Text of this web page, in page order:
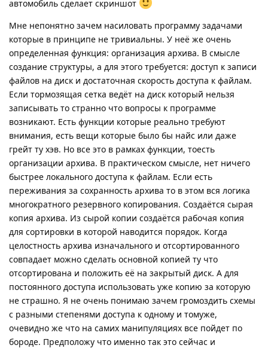
автомобиль сделает скриншот
Мне непонятно зачем насиловать программу задачами
которые в принципе не тривиальны. У неё же очень
определенная функция: организация архива. В смысле
создание структуры, а для этого требуется: доступ к записи
файлов на диск и достаточная скорость доступа к файлам.
Если тормозящая сетка ведёт на диск который нельзя
записывать то странно что вопросы к программе
возникают. Есть функции которые реально требуют
внимания, есть вещи которые было бы найс или даже
грейт ту хэв. Но все это в рамках функции, тоесть
организации архива. В практическом смысле, нет ничего
быстрее локального доступа к файлам. Если есть
переживания за сохранность архива то в этом вся логика
многократного резервного копирования. Создаётся сырая
копия архива. Из сырой копии создаётся рабочая копия
для сортировки в которой наводится порядок. Когда
целостность архива изначального и отсортированного
совпадает можно сделать основной копией ту что
отсортирована и положить её на закрытый диск. А для
постоянного доступа использовать уже копию за которую
не страшно. Я не очень понимаю зачем громоздить схемы
с разными степенями доступа к одному и томуже,
очевидно же что на самих манипуляциях все пойдет по
бороде. Предположу что именно так это сейчас и